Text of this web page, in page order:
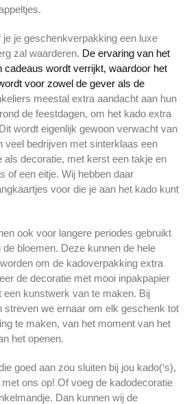
je je geschenkverpakking een luxe
zal waarderen. De ervaring van het
cadeaus wordt verrijkt, waardoor het
voor zowel de gever als de
meestal extra aandacht aan hun
de feestdagen, om het kado extra
wordt eigenlijk gewoon verwacht van
veel bedrijven met sinterklaas een
als decoratie, met kerst een takje en
of een eitje. Wij hebben daar
voor die je aan het kado kunt
ook voor langere periodes gebruikt
bloemen. Deze kunnen de hele
om de kadoverpakking extra
de decoratie met mooi inpakpapier
een kunstwerk van te maken. Bij
streven we ernaar om elk geschenk tot
te maken, van het moment van het
het openen.
goed aan zou sluiten bij jou kado(‘s),
ons op! Of voeg de kadodecoratie
Dan kunnen wij de